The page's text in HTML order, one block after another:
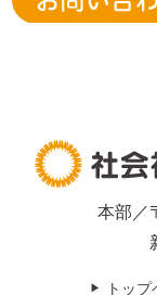
本部／
トッ